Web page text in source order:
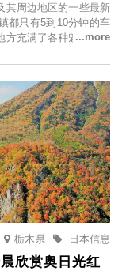
其周边地区的一些最新
都只有5到10分钟的车
方充满了各种魅力，包
栃木県 日本信息
欣赏奥日光红